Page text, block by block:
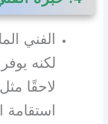
الفني
لكنه
لاحقًا
استقامة